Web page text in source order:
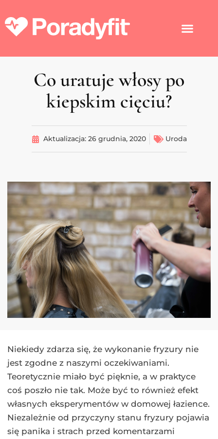
Co uratuje włosy po
kiepskim cięciu?
Aktualizacja: 26 grudnia, 2020 Uroda
Niekiedy zdarza się, że wykonanie fryzury nie
jest zgodne z naszymi oczekiwaniami.
Teoretycznie miało być pięknie, a w praktyce
coś poszło nie tak. Może być to również efekt
własnych eksperymentów w domowej łazience.
Niezależnie od przyczyny stanu fryzury pojawia
się panika i strach przed komentarzami